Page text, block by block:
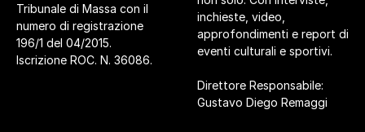
Tribunale di Massa con il
numero di registrazione
196/1 del 04/2015.
Iscrizione ROC. N. 36086.
inchieste, video,
approfondimenti e report di
eventi culturali e sportivi.
Direttore Responsabile:
Gustavo Diego Remaggi